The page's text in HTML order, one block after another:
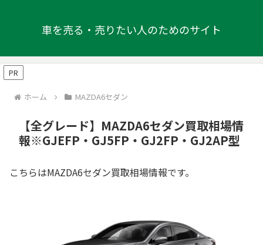
車を売る・売りたい人のためのサイト
PR
ホーム MAZDA6セダン
【全グレード】MAZDA6セダン買取相場情
報※GJEFP・GJ5FP・GJ2FP・GJ2AP型
こちらはMAZDA6セダン買取相場情報です。